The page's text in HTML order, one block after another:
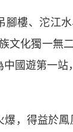
、沱江水
文化獨一無
中國遊第一
得益於鳳